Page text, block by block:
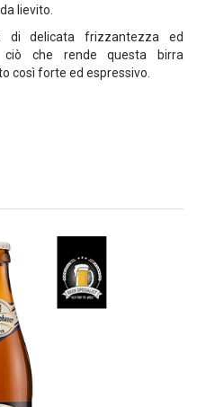
lievito.
di delicata frizzantezza ed
che rende questa birra
così forte ed espressivo.